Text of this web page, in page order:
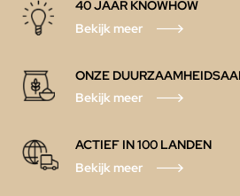
40 JAAR KNOWHOW
Bekijk meer
ONZE
Bekijk meer
ACTIEF IN 100 LANDEN
Bekijk meer